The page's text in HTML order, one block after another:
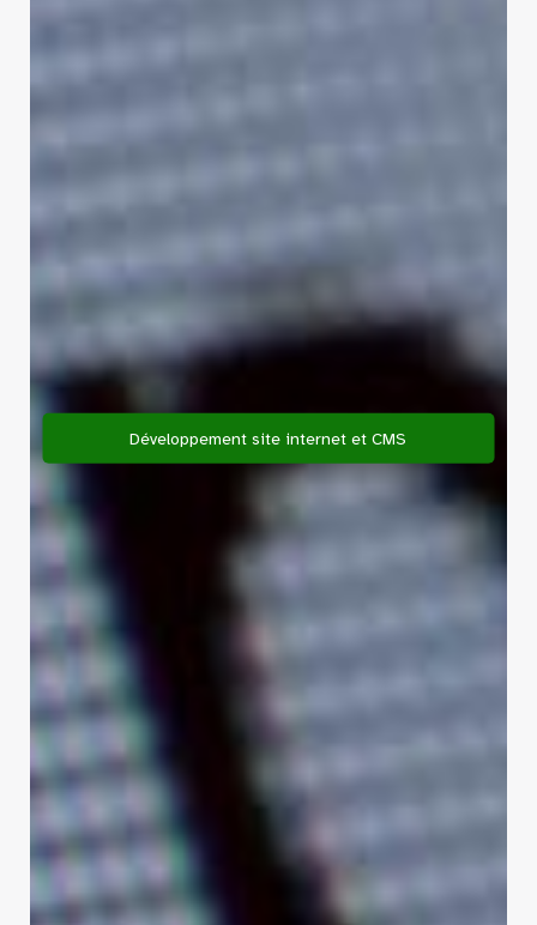
Développement site internet et CMS